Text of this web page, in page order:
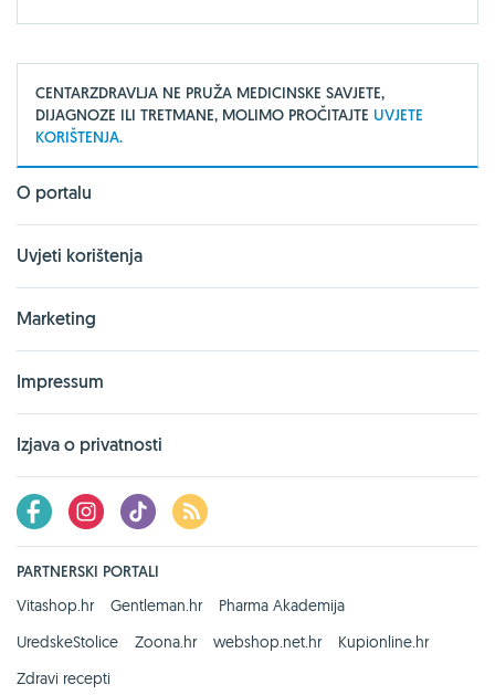
CENTARZDRAVLJA NE PRUŽA MEDICINSKE SAVJETE,
DIJAGNOZE ILI TRETMANE, MOLIMO PROČITAJTE UVJETE
KORIŠTENJA.
O portalu
Uvjeti korištenja
Marketing
Impressum
Izjava o privatnosti
PARTNERSKI PORTALI
Vitashop.hr
Gentleman.hr
Pharma Akademija
UredskeStolice
Zoona.hr webshop.net.hr
Kupionline.hr
Zdravi recepti